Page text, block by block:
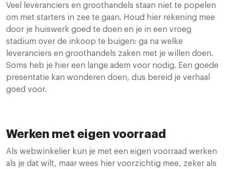
Veel leveranciers en groothandels staan niet te popelen
om met starters in zee te gaan. Houd hier rekening mee
door je huiswerk goed te doen en je in een vroeg
stadium over de inkoop te buigen: ga na welke
leveranciers en groothandels zaken met je willen doen.
Soms heb je hier een lange adem voor nodig. Een goede
presentatie kan wonderen doen, dus bereid je verhaal
goed voor.
Werken met eigen voorraad
Als webwinkelier kun je met een eigen voorraad werken
als je dat wilt, maar wees hier voorzichtig mee, zeker als